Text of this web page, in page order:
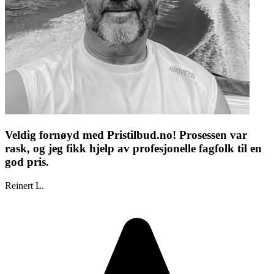
Veldig fornøyd med Pristilbud.no! Prosessen var
rask, og jeg fikk hjelp av profesjonelle fagfolk til en
god pris.
Reinert L.